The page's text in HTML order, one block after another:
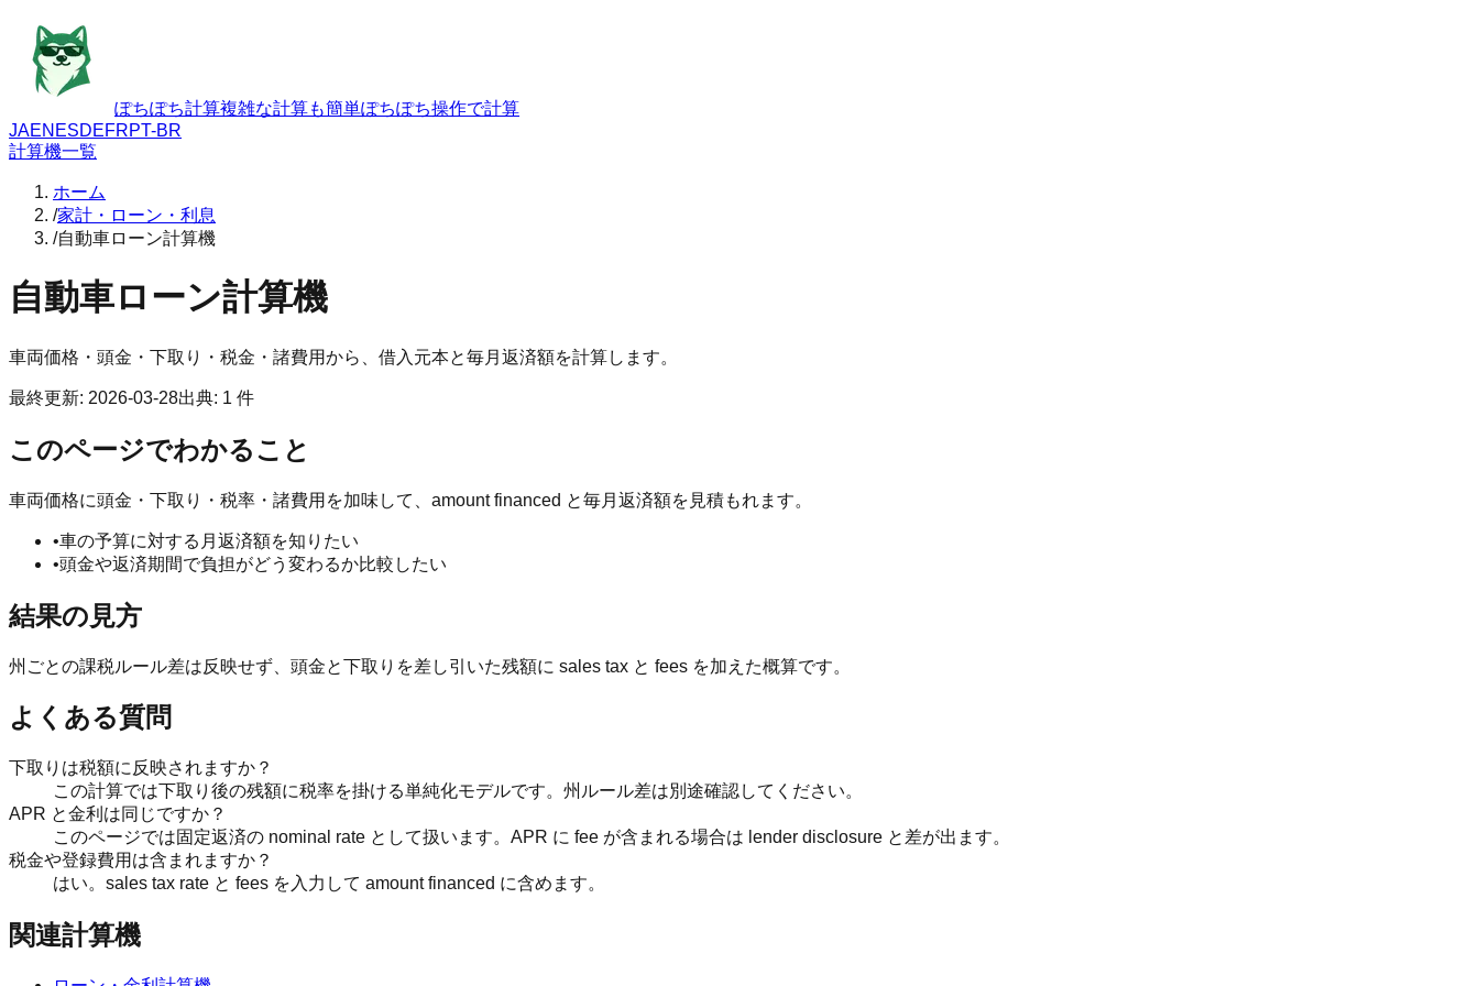
ぽちぽち計算複雑な計算も簡単ぽちぽち操作で計算
JAEN ESDEFRPT-BR
計算機一覧
ホーム
/家計・ローン・利息
/自動車ローン計算機
自動車ローン計算機
車両価格・頭金・下取り・税金・諸費用から、借入元本と毎月返済額を計算します。
最終更新: 2026-03-28出典: 1 件
このページでわかること
車両価格に頭金・下取り・税率・諸費用を加味して、amount financed と毎月返済額を見積もれます。
•車の予算に対する月返済額を知りたい
•頭金や返済期間で負担がどう変わるか比較したい
結果の見方
州ごとの課税ルール差は反映せず、頭金と下取りを差し引いた残額に sales tax と fees を加えた概算です。
よくある質問
下取りは税額に反映されますか？
この計算では下取り後の残額に税率を掛ける単純化モデルです。州ルール差は別途確認してください。
APR と金利は同じですか？
このページでは固定返済の nominal rate として扱います。APR に fee が含まれる場合は lender disclosure と差が出ます。
税金や登録費用は含まれますか？
はい。sales tax rate と fees を入力して amount financed に含めます。
関連計算機